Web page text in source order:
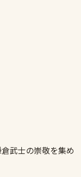
武士の崇敬を集め